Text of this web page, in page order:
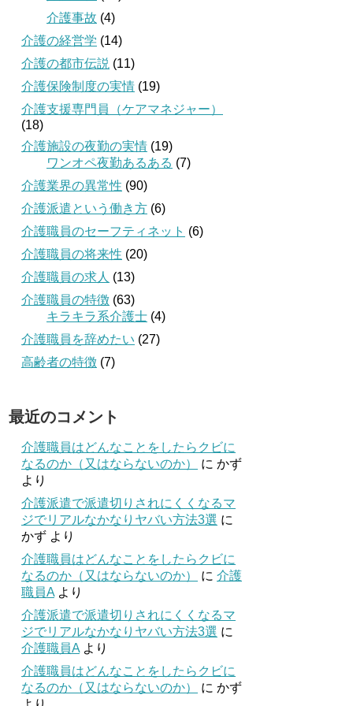
介護事故 (4)
介護の経営学 (14)
介護の都市伝説 (11)
介護保険制度の実情 (19)
介護支援専門員（ケアマネジャー）
(18)
介護施設の夜勤の実情 (19)
ワンオペ夜勤あるある (7)
介護業界の異常性 (90)
介護派遣という働き方 (6)
介護職員のセーフティネット (6)
介護職員の将来性 (20)
介護職員の求人 (13)
介護職員の特徴 (63)
キラキラ系介護士 (4)
介護職員を辞めたい (27)
高齢者の特徴 (7)
最近のコメント
介護職員はどんなことをしたらクビに
なるのか（又はならないのか）
に かず
より
介護派遣で派遣切りされにくくなるマ
ジでリアルなかなりヤバい方法3選 に
かず より
介護職員はどんなことをしたらクビに
なるのか（又はならないのか）
に 介護
職員A より
介護派遣で派遣切りされにくくなるマ
ジでリアルなかなりヤバい方法3選 に
介護職員A より
介護職員はどんなことをしたらクビに
なるのか（又はならないのか）
に かず